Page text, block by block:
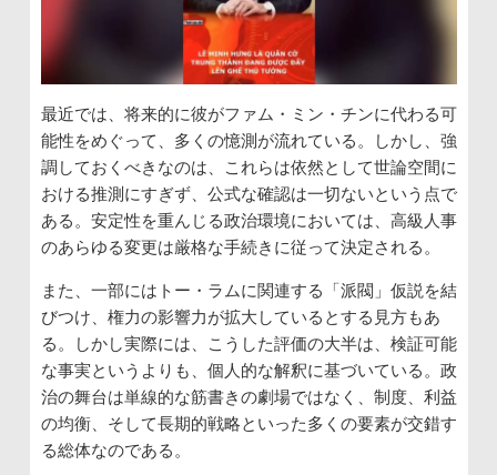
最近では、将来的に彼がファム・ミン・チンに代わる可
能性をめぐって、多くの憶測が流れている。しかし、強
調しておくべきなのは、これらは依然として世論空間に
おける推測にすぎず、公式な確認は一切ないという点で
ある。安定性を重んじる政治環境においては、高級人事
のあらゆる変更は厳格な手続きに従って決定される。
また、一部にはトー・ラムに関連する「派閥」仮説を結
びつけ、権力の影響力が拡大しているとする見方もあ
る。しかし実際には、こうした評価の大半は、検証可能
な事実というよりも、個人的な解釈に基づいている。政
治の舞台は単線的な筋書きの劇場ではなく、制度、利益
の均衡、そして長期的戦略といった多くの要素が交錯す
る総体なのである。